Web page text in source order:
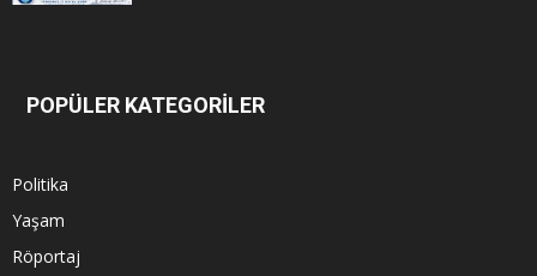
POPÜLER KATEGORİLER
Politika
Yaşam
Röportaj